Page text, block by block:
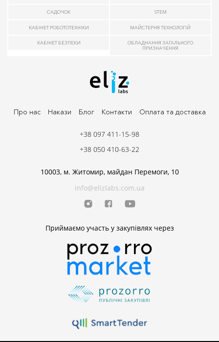
САДОЧОК STEM
КАБІНЕТ РОБОТОТЕХНІКИ МАЙСТЕРНЯ ТЕХНОЛОГІЙ
КАБІНЕТ БЕЗПЕКИ
ОБЛАДНАННЯ ЗАГАЛЬНОГО
ПРИЗНАЧЕННЯ
Про нас Накази Блог Контакти Оплата та доставка
10003, м. Житомир, майдан Перемоги, 10
info@elizlabs.com.ua
Приймаємо участь у закупівлях через
+38 097 411-15-98
+38 050 410-63-22